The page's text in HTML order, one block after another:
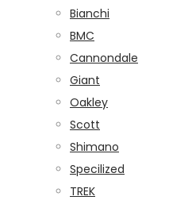
Bianchi
BMC
Cannondale
Giant
Oakley
Scott
Shimano
Specilized
TREK